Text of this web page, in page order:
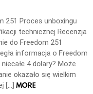
251 Proces unboxingu
technicznej Recenzja
do Freedom 251
informacja o Freedom
4 dolary? Może
okazało się wielkim
[…] MORE